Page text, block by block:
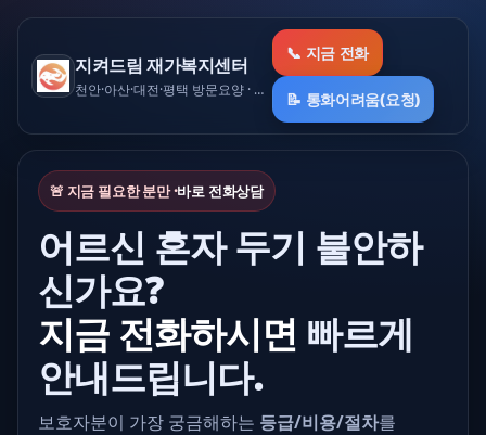
지켜드림 재가복지센터
천안·아산·대전·평택 방문요양 · 요양등급/비용 무료상담
📞 지금 전화
📝 통화어려움(요청)
🚨 지금 필요한 분만 ·바로 전화상담
어르신 혼자 두기 불안하
신가요?
지금 전화하시면 빠르게
안내드립니다.
보호자분이 가장 궁금해하는 등급/비용/절차를